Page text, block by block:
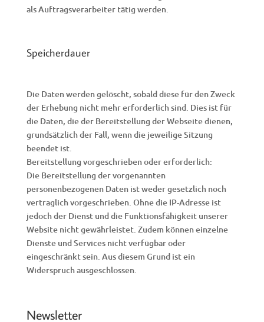
als Auftragsverarbeiter tätig werden.
Speicherdauer
Die Daten werden gelöscht, sobald diese für den Zweck
der Erhebung nicht mehr erforderlich sind. Dies ist für
die Daten, die der Bereitstellung der Webseite dienen,
grundsätzlich der Fall, wenn die jeweilige Sitzung
beendet ist.
Bereitstellung vorgeschrieben oder erforderlich:
Die Bereitstellung der vorgenannten
personenbezogenen Daten ist weder gesetzlich noch
vertraglich vorgeschrieben. Ohne die IP-Adresse ist
jedoch der Dienst und die Funktionsfähigkeit unserer
Website nicht gewährleistet. Zudem können einzelne
Dienste und Services nicht verfügbar oder
eingeschränkt sein. Aus diesem Grund ist ein
Widerspruch ausgeschlossen.
Newsletter